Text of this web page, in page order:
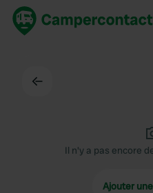
Il n'y a pas encore
Ajouter